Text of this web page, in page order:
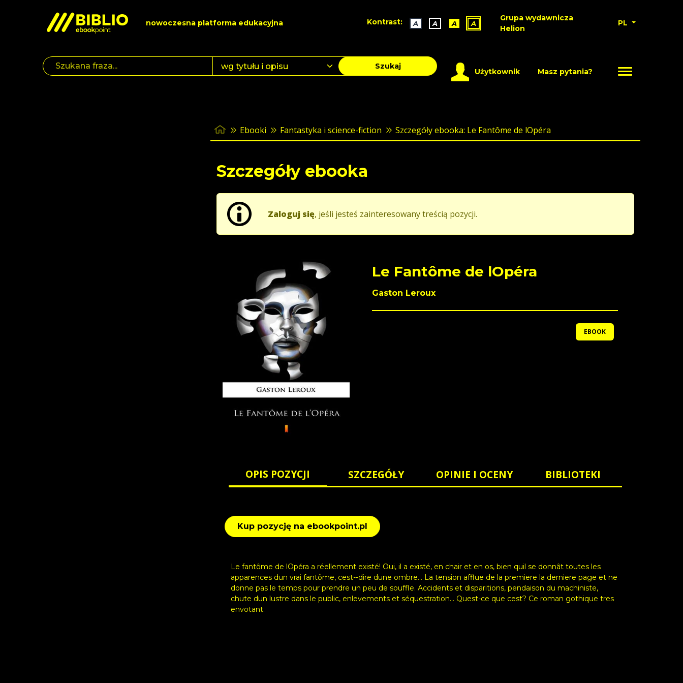
nowoczesna platforma edukacyjna Kontrast: A A A A
Grupa wydawnicza
Helion
PL
Szukaj
Użytkownik Masz pytania?
Ebooki Fantastyka i science-fiction Szczegóły ebooka: Le Fantôme de lOpéra
Szczegóły ebooka
Zaloguj się, jeśli jesteś zainteresowany treścią pozycji.
Le Fantôme de lOpéra
Gaston Leroux
EBOOK
OPIS POZYCJI SZCZEGÓŁY OPINIE I OCENY BIBLIOTEKI
Kup pozycję na ebookpoint.pl
Le fantôme de lOpéra a réellement existé! Oui, il a existé, en chair et en os, bien quil se donnât toutes les
apparences dun vrai fantôme, cest--dire dune ombre... La tension afflue de la premiere la derniere page et ne
donne pas le temps pour prendre un peu de souffle. Accidents et disparitions, pendaison du machiniste,
chute dun lustre dans le public, enlevements et séquestration... Quest-ce que cest? Ce roman gothique tres
envotant.